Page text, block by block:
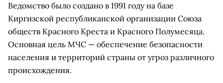
Ведомство было создано в 1991 году на базе
Киргизской республиканской организации Союза
обществ Красного Креста и Красного Полумесяца.
Основная цель МЧС — обеспечение безопасности
населения и территорий страны от угроз различного
происхождения.